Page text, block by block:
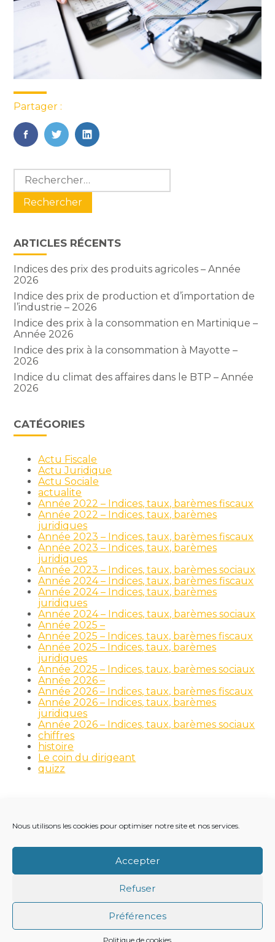
Nous utilisons les cookies pour optimiser notre site et nos services.
Accepter
Refuser
Préférences
Politique de cookies
Partager :
FaceBook
TwitterLinkedIn
Blog
sidebar
Rechercher :
ARTICLES RÉCENTS
Indices des prix des produits agricoles – Année
2026
Indice des prix de production et d’importation de
l’industrie – 2026
Indice des prix à la consommation en Martinique –
Année 2026
Indice des prix à la consommation à Mayotte –
2026
Indice du climat des affaires dans le BTP – Année
2026
CATÉGORIES
Actu Fiscale
Actu Juridique
Actu Sociale
actualite
Année 2022 – Indices, taux, barèmes fiscaux
Année 2022 – Indices, taux, barèmes
juridiques
Année 2023 – Indices, taux, barèmes fiscaux
Année 2023 – Indices, taux, barèmes
juridiques
Année 2023 – Indices, taux, barèmes sociaux
Année 2024 – Indices, taux, barèmes fiscaux
Année 2024 – Indices, taux, barèmes
juridiques
Année 2024 – Indices, taux, barèmes sociaux
Année 2025 –
Année 2025 – Indices, taux, barèmes fiscaux
Année 2025 – Indices, taux, barèmes
juridiques
Année 2025 – Indices, taux, barèmes sociaux
Année 2026 –
Année 2026 – Indices, taux, barèmes fiscaux
Année 2026 – Indices, taux, barèmes
juridiques
Année 2026 – Indices, taux, barèmes sociaux
chiffres
histoire
Le coin du dirigeant
quizz
Principale
RECRUTEMENT
NOTRE ACTUALITÉ
VIE DU CABINET
CONTACT
MENTIONS LÉGALES
CONCEPTION ET RÉALISATION CLASSE 7